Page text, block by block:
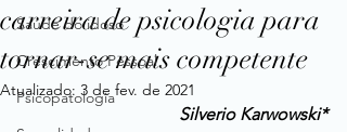
Saúde do idoso
Crescimento Pessoal
Psicopatologia
carreira de psicologia para
tornar-se mais competente
Atualizado: 3 de fev. de 2021
Silverio Karwowski*